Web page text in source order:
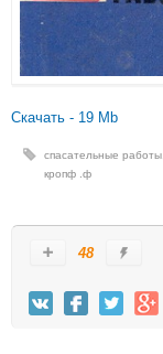
Скачать - 19 Mb
cпасательные работы
кропф .ф
48